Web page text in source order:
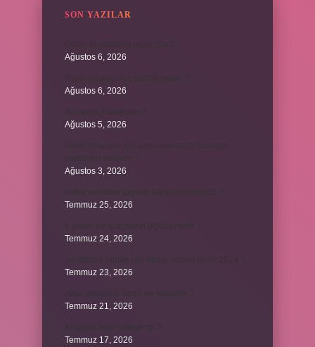
SON YAZILAR
Ağustos 6, 2026
Ağustos 6, 2026
Ağustos 5, 2026
Ağustos 3, 2026
Temmuz 25, 2026
Temmuz 24, 2026
Temmuz 23, 2026
Temmuz 21, 2026
Temmuz 17, 2026